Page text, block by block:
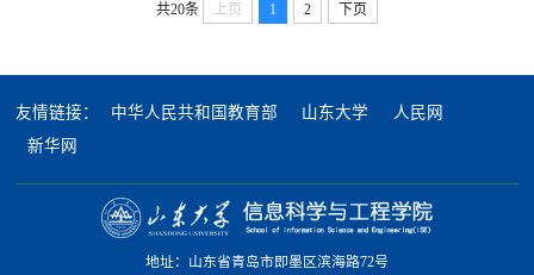
共20条 上页 1 2 下页
友情链接： 中华人民共和国教育部 山东大学
人民网
新华网
地址：山东省青岛市即墨区滨海路72号